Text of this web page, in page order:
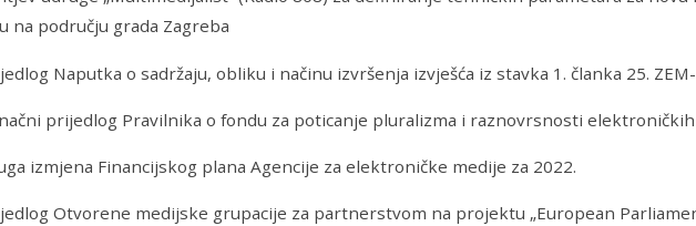
na području grada Zagreba
Naputka o sadržaju, obliku i načinu izvršenja izvješća iz stavka 1. članka 25.
prijedlog Pravilnika o fondu za poticanje pluralizma i raznovrsnosti elektroničkih
izmjena Financijskog plana Agencije za elektroničke medije za 2022.
Otvorene medijske grupacije za partnerstvom na projektu „European